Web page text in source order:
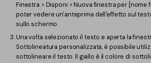
Finestra > Disponi > Nuova finestra per [nome
poter vedere un'anteprima dell'effetto sul
sullo schermo.
Una volta selezionato il testo e aperta la
Sottolineatura personalizzata, è possibile
sottolineare il testo. Il giallo è il colore di